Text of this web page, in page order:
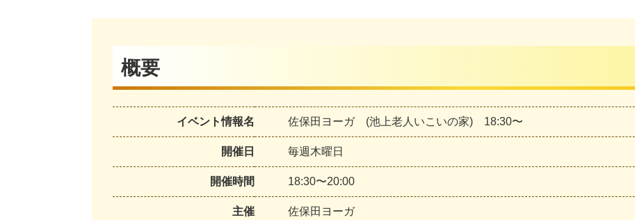
概要
イベント情報名 佐保田ヨーガ (池上老人いこいの家) 18:30〜
開催日 毎週木曜日
開催時間 18:30〜20:00
主催 佐保田ヨーガ